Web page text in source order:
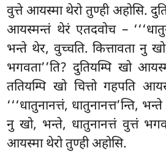
वुत्ते आयस्मा थेरो तुण्ही अहोसि.
आयस्मन्तं थेरं एतदवोच –
भन्ते थेर, वुच्चति. कित्तावता नु
भगवता’’ति? दुतियम्पि खो
ततियम्पि खो चित्तो गहपति
‘‘‘धातुनानत्तं, धातुनानत्त’न्ति,
नु खो, भन्ते, धातुनानत्तं वुत्तं
आयस्मा थेरो तुण्ही अहोसि.